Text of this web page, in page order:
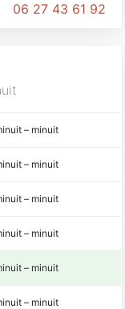
06 27 43 61 92
– minuit
– minuit
– minuit
– minuit
– minuit
– minuit